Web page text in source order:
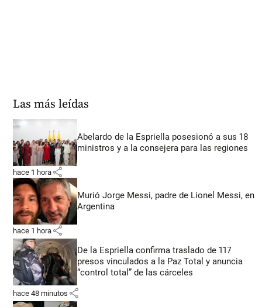
Las más leídas
Abelardo de la Espriella posesionó a sus 18
ministros y a la consejera para las regiones
hace 1 hora share
Murió Jorge Messi, padre de Lionel Messi, en
Argentina
hace 1 hora share
De la Espriella confirma traslado de 117
presos vinculados a la Paz Total y anuncia
“control total” de las cárceles
hace 48 minutos share